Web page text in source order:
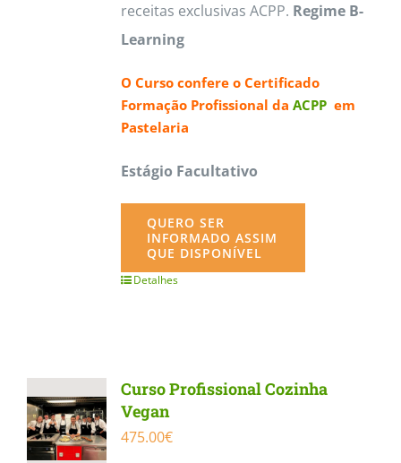
receitas exclusivas ACPP. Regime B-
Learning
O Curso confere o Certificado
Formação Profissional da ACPPem
Pastelaria
Estágio Facultativo
QUERO SER
INFORMADO ASSIM
QUE DISPONÍVEL
Detalhes
Curso Profissional Cozinha
Vegan
475.00€